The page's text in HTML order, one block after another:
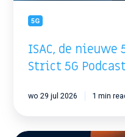
5G
ISAC, de nieuwe
Strict 5G Podcast
wo 29 jul 2026 1 min